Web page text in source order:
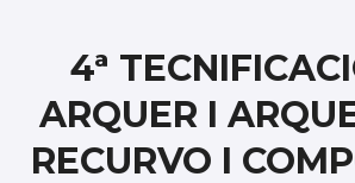
4ª
ARQUER I
RECURVO I